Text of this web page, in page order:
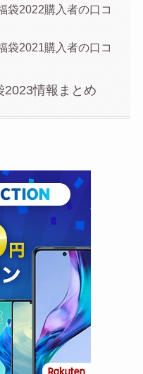
袋2022購入者の口コ
袋2021購入者の口コ
2023情報まとめ